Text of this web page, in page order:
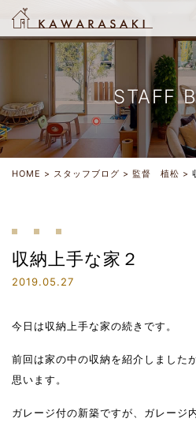
STAFF
HOME スタッフブログ 監督 植松
収納上手な家２
2019.05.27
今日は収納上手な家の続きです。
前回は家の中の収納を紹介しました
思います。
ガレージ付の新築ですが、ガレージ